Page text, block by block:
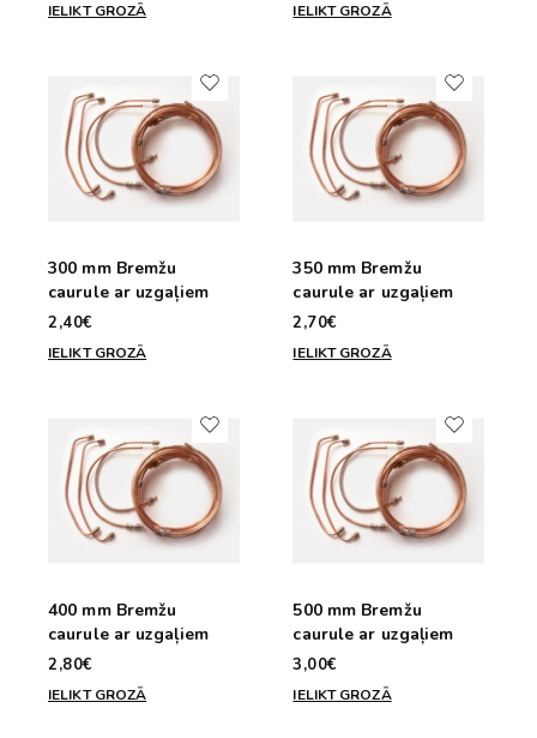
IELIKT GROZĀ IELIKT GROZĀ
300 mm Bremžu
caurule ar uzgaļiem
2,40€
IELIKT GROZĀ
350 mm Bremžu
caurule ar uzgaļiem
2,70€
IELIKT GROZĀ
400 mm Bremžu
caurule ar uzgaļiem
2,80€
IELIKT GROZĀ
500 mm Bremžu
caurule ar uzgaļiem
3,00€
IELIKT GROZĀ